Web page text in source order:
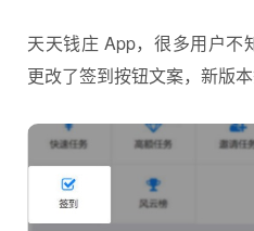
天天钱庄 App，很多用户不
更改了签到按钮文案，新版